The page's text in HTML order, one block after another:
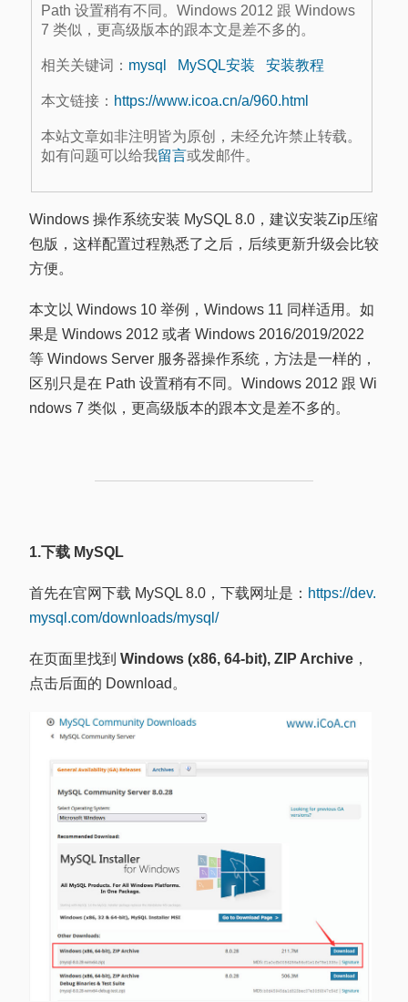
Path 设置稍有不同。Windows 2012 跟 Windows
7 类似，更高级版本的跟本文是差不多的。
相关关键词： mysql MySQL安装 安装教程
本文链接： https://www.icoa.cn/a/960.html
本站文章如非注明皆为原创，未经允许禁止转载。
如有问题可以给我留言或发邮件。
Windows 操作系统安装 MySQL 8.0，建议安装Zip压缩
包版，这样配置过程熟悉了之后，后续更新升级会比较
方便。
本文以 Windows 10 举例，Windows 11 同样适用。如
果是 Windows 2012 或者 Windows 2016/2019/2022
等 Windows Server 服务器操作系统，方法是一样的，
区别只是在 Path 设置稍有不同。Windows 2012 跟 Wi
ndows 7 类似，更高级版本的跟本文是差不多的。
1.下载 MySQL
首先在官网下载 MySQL 8.0，下载网址是： https://dev.
mysql.com/downloads/mysql/
在页面里找到 Windows (x86, 64-bit), ZIP Archive ，
点击后面的 Download。